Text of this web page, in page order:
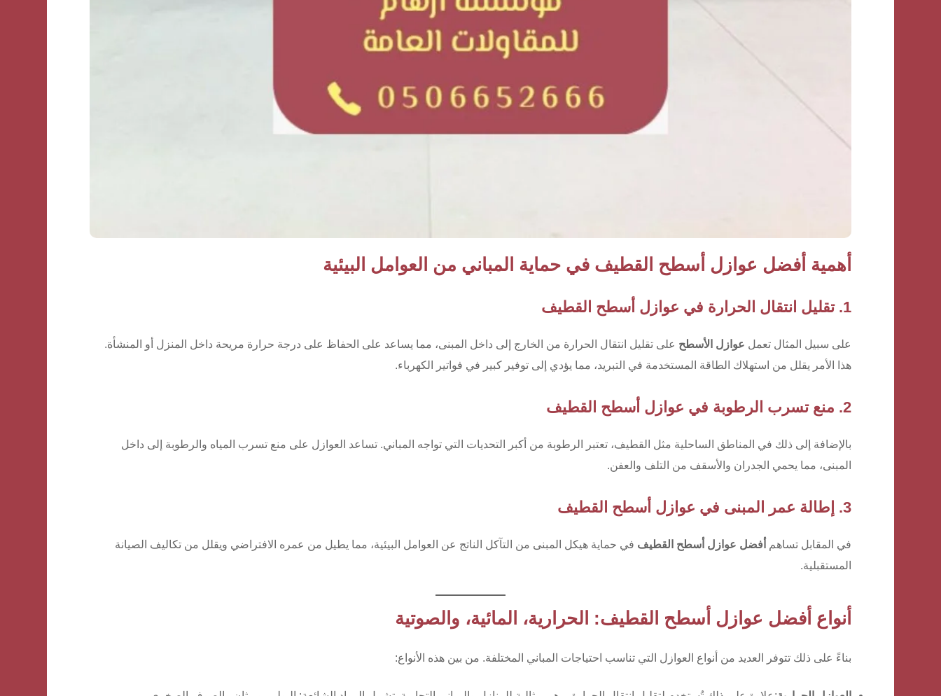
أهمية أفضل عوازل أسطح القطيف في حماية المباني من العوامل البيئية
1. تقليل انتقال الحرارة في عوازل أسطح القطيف
على سبيل المثال تعمل عوازل الأسطح على تقليل انتقال الحرارة من الخارج إلى داخل المبنى، مما يساعد على الحفاظ على درجة حرارة مريحة داخل المنزل أو المنشأة.
هذا الأمر يقلل من استهلاك الطاقة المستخدمة في التبريد، مما يؤدي إلى توفير كبير في فواتير الكهرباء.
2. منع تسرب الرطوبة في عوازل أسطح القطيف
بالإضافة إلى ذلك في المناطق الساحلية مثل القطيف، تعتبر الرطوبة من أكبر التحديات التي تواجه المباني. تساعد العوازل على منع تسرب المياه والرطوبة إلى داخل
المبنى، مما يحمي الجدران والأسقف من التلف والعفن.
3. إطالة عمر المبنى في عوازل أسطح القطيف
في المقابل تساهم أفضل عوازل أسطح القطيف في حماية هيكل المبنى من التآكل الناتج عن العوامل البيئية، مما يطيل من عمره الافتراضي ويقلل من تكاليف الصيانة
المستقبلية.
أنواع أفضل عوازل أسطح القطيف: الحرارية، المائية، والصوتية
بناءً على ذلك تتوفر العديد من أنواع العوازل التي تناسب احتياجات المباني المختلفة. من بين هذه الأنواع: